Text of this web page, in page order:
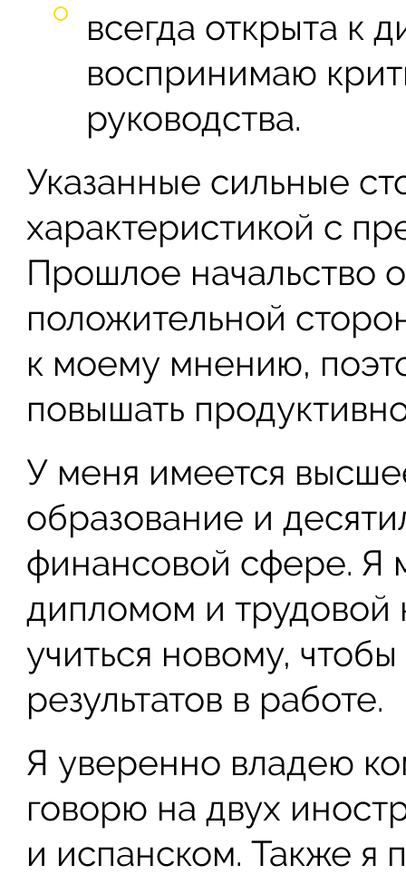
всегда открыта к
воспринимаю
руководства.
Указанные сильные
характеристикой с
Прошлое начальство
положительной
к моему мнению,
повышать
У меня имеется
образование и
финансовой сфере. Я
дипломом и трудовой
учиться новому,
результатов в работе.
Я уверенно владею
говорю на двух
и испанском. Также я